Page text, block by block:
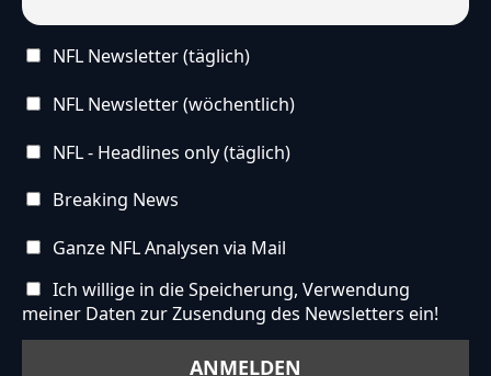
NFL Newsletter (täglich)
NFL Newsletter (wöchentlich)
NFL - Headlines only (täglich)
Breaking News
Ganze NFL Analysen via Mail
Ich willige in die Speicherung, Verwendung
meiner Daten zur Zusendung des Newsletters ein!